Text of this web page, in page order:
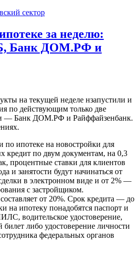
сектор
за неделю:
Банк ДОМ.РФ и
на текущей неделе нзапустили и
по действующим только две
— Банк ДОМ.РФ и Райффайзенбанк.
по ипотеке на новостройки для
кредит по двум документам, на 0,3
процентные ставки для клиентов
и занятости будут начинаться от
в электронном виде и от 2% —
с застройщиком.
от 20%. Срок кредита — до
на ипотеку понадобятся паспорт и
водительское удостоверение,
билет либо удостоверение личности
федеральных органов